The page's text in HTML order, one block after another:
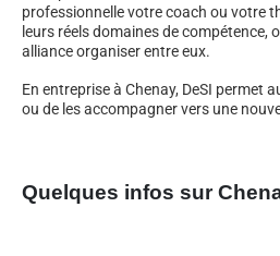
professionnelle votre coach ou votre
leurs réels domaines de compétence,
alliance organiser entre eux.
En entreprise à Chenay, DeSI permet
ou de les accompagner vers une
Quelques infos sur